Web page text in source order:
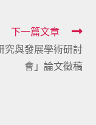
下一篇文章
究與發展學術研討
會」論文徵稿